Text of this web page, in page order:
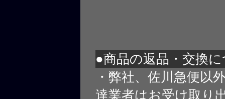
●商品の返品・交換
・弊社、佐川急便以
達業者はお受け取り